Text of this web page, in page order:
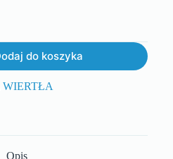
do koszyka
WIERTŁA
Opis